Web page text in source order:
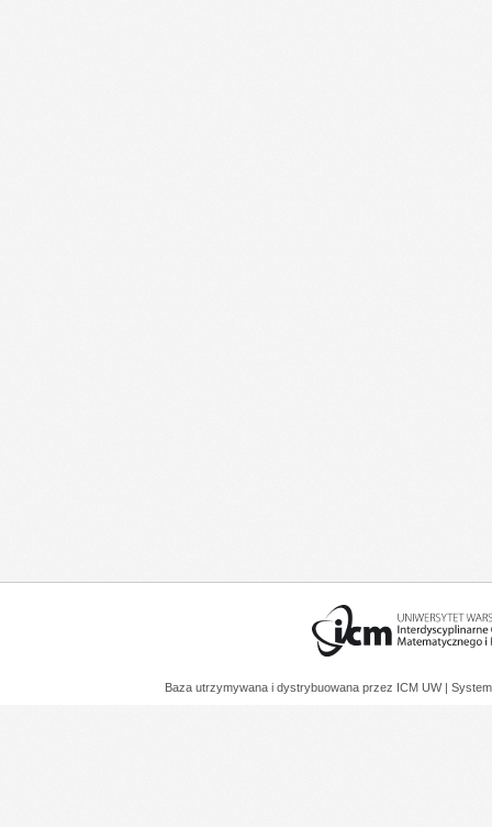
Baza utrzymywana i dystrybuowana przez ICM UW |